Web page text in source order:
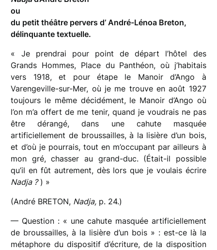
ou
du petit théâtre pervers d’ André-Lénoa Breton,
délinquante textuelle.
« Je prendrai pour point de départ l’hôtel des
Grands Hommes, Place du Panthéon, où j’habitais
vers 1918, et pour étape le Manoir d’Ango à
Varengeville-sur-Mer, où je me trouve en août 1927
toujours le même décidément, le Manoir d’Ango où
l’on m’a offert de me tenir, quand je voudrais ne pas
être dérangé, dans une cahute masquée
artificiellement de broussailles, à la lisière d’un bois,
et d’où je pourrais, tout en m’occupant par ailleurs à
mon gré, chasser au grand-duc. (Était-il possible
qu’il en fût autrement, dès lors que je voulais écrire
Nadja ?) »
(André BRETON, Nadja, p. 24.)
— Question : « une cahute masquée artificiellement
de broussailles, à la lisière d’un bois » : est-ce là la
métaphore du dispositif d’écriture, de la disposition